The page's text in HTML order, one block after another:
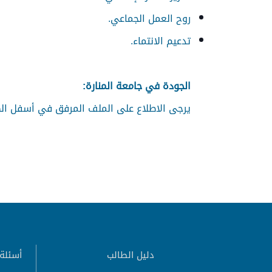
روح العمل الجماعي.
تدعيم الانتماء.
الجودة في جامعة المنارة:
يرجى الاطلاع على الملف المرفق في أسفل
دليل الطالب